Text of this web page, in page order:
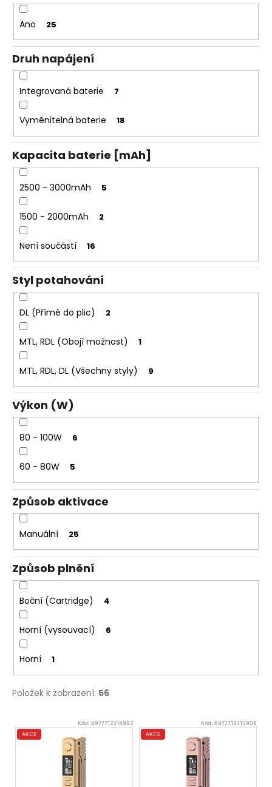
Ano 25
Druh napájení
Integrovaná baterie 7
Vyměnitelná baterie 18
Kapacita baterie [mAh]
2500 - 3000mAh 5
1500 - 2000mAh 2
Není součástí 16
Styl potahování
DL (Přímé do plic) 2
MTL, RDL (Obojí možnost) 1
MTL, RDL, DL (Všechny styly) 9
Výkon (W)
80 - 100W 6
60 - 80W 5
Způsob aktivace
Manuální 25
Způsob plnění
Boční (Cartridge) 4
Horní (vysouvací) 6
Horní 1
Položek k zobrazení: 56
V
ý
Kód: 6977712314982
AKCE
Kód: 6977712313909
AKCE